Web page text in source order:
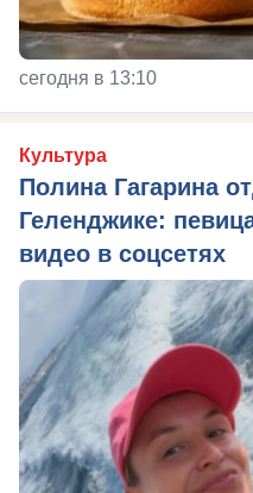
сегодня в 13:10
Культура
Полина Гагарина
Геленджике:
видео в соцсетях